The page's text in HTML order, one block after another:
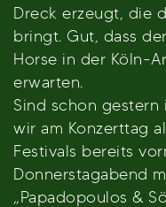
Dreck erzeugt, die
bringt. Gut, dass
Horse in der Köln-
erwarten.
Sind schon
wir am Konzerttag
Festivals bereits
Donnerstagabend
„Papadopoulos &